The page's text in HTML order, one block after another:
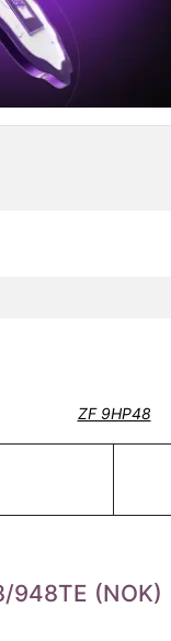
ZF 9HP48
948TE (NOK)